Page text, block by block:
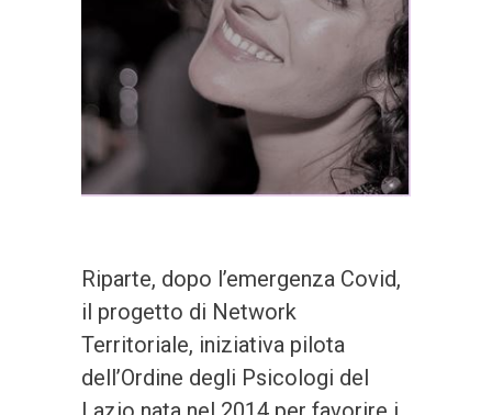
Riparte, dopo l’emergenza Covid,
il progetto di Network
Territoriale, iniziativa pilota
dell’Ordine degli Psicologi del